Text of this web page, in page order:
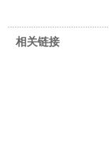
相关链接